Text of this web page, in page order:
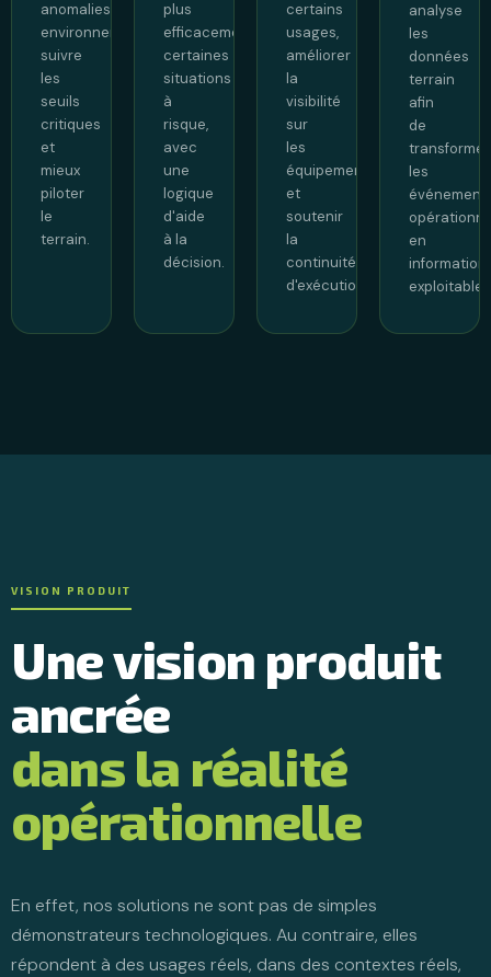
anomalies
environnementales,
suivre
les
seuils
critiques
et
mieux
piloter
le
terrain.
plus
efficacement
certaines
situations
à
risque,
avec
une
logique
d'aide
à la
décision.
certains
usages,
améliorer
la
visibilité
sur
les
équipements
et
soutenir
la
continuité
d'exécution.
analyse
les
données
terrain
afin
de
transformer
les
en
VISION PRODUIT
Une vision produit
ancrée
dans la réalité
opérationnelle
En effet, nos solutions ne sont pas de simples
démonstrateurs technologiques. Au contraire, elles
répondent à des usages réels, dans des contextes réels,